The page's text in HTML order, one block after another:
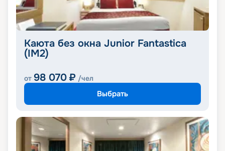
Каюта без окна Junior Fantastica
(IM2)
от 98 070 ₽ /чел
Выбрать